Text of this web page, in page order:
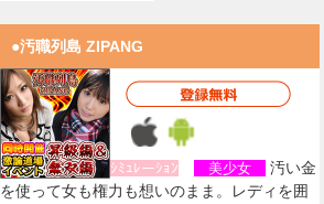
●汚職列島 ZIPANG
ｼﾐｭﾚーｼｮﾝ 美少女
汚い金
を使って女も権力も想いのまま。レディを囲